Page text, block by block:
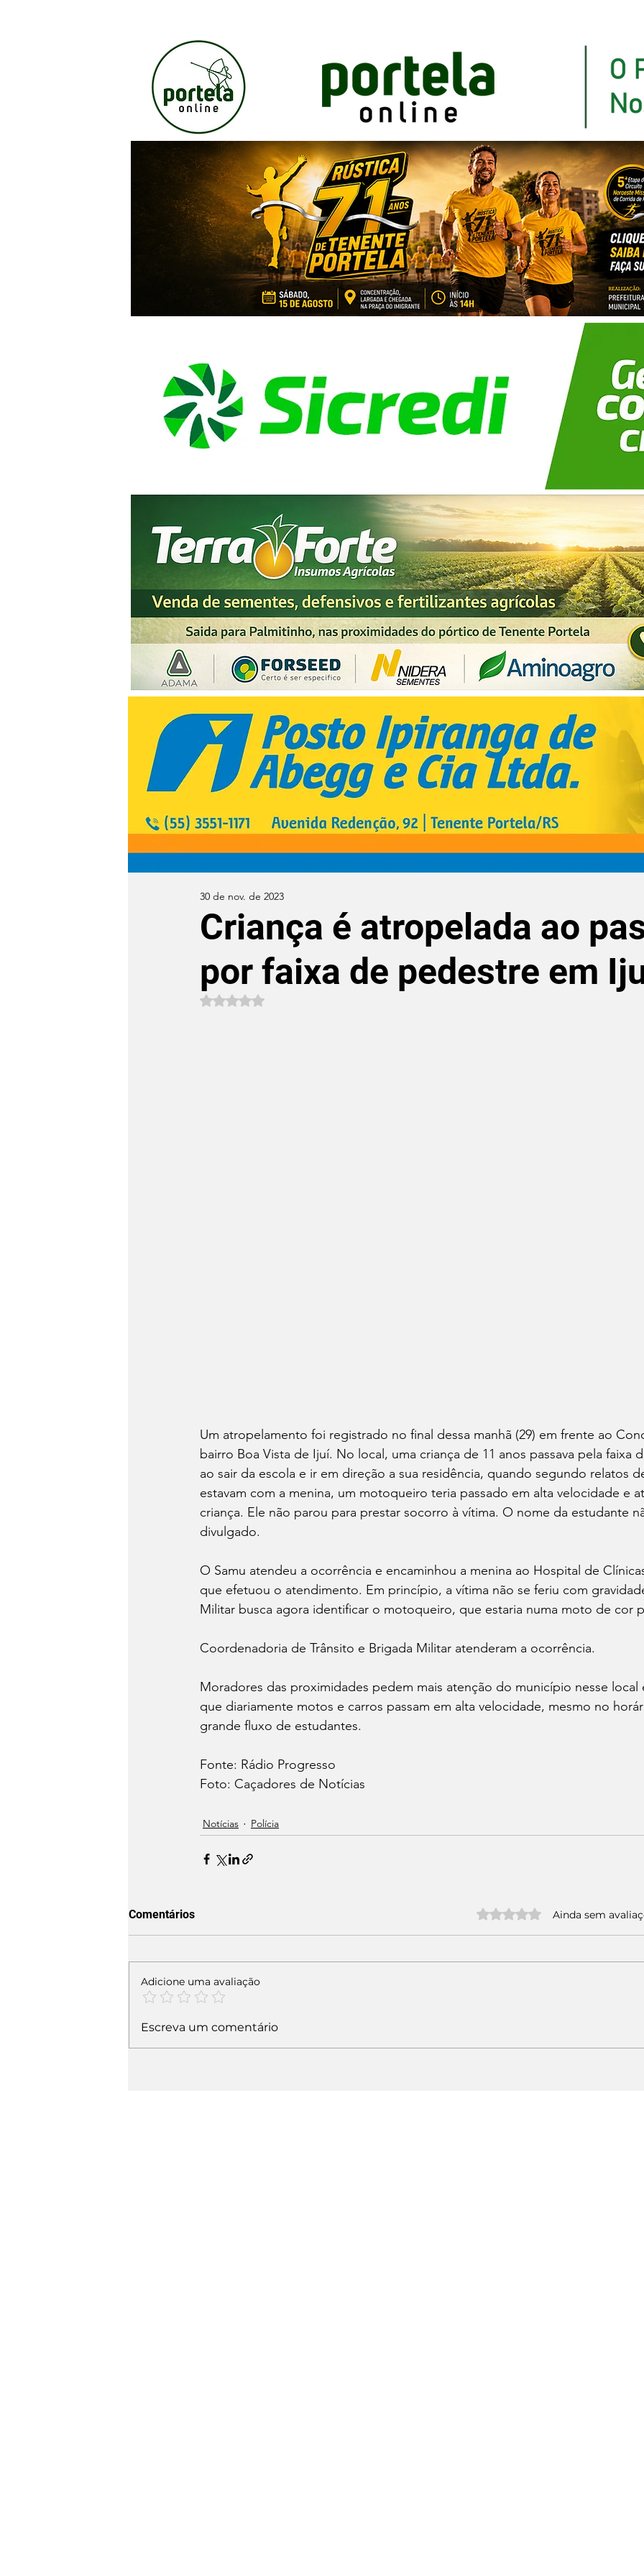
Criança é atropelada ao
por faixa de pedestre em
30 de nov. de 2023
Avaliado com NaN de 5 estrelas.
Um atropelamento foi registrado no final dessa manhã (29) em frente ao
bairro Boa Vista de Ijuí. No local, uma criança de 11 anos passava pela faixa
ao sair da escola e ir em direção a sua residência, quando segundo relatos
estavam com a menina, um motoqueiro teria passado em alta velocidade e
criança. Ele não parou para prestar socorro à vítima. O nome da estudante
divulgado.
O Samu atendeu a ocorrência e encaminhou a menina ao Hospital de
que efetuou o atendimento. Em princípio, a vítima não se feriu com
Militar busca agora identificar o motoqueiro, que estaria numa moto de cor
Coordenadoria de Trânsito e Brigada Militar atenderam a ocorrência.
Moradores das proximidades pedem mais atenção do município nesse local
que diariamente motos e carros passam em alta velocidade, mesmo no
grande fluxo de estudantes.
Fonte: Rádio Progresso
Foto: Caçadores de Notícias
Notícias Polícia
Comentários Avaliado com 0 de 5 estrelas.
Ainda sem
Adicione uma avaliação
Escreva um comentário